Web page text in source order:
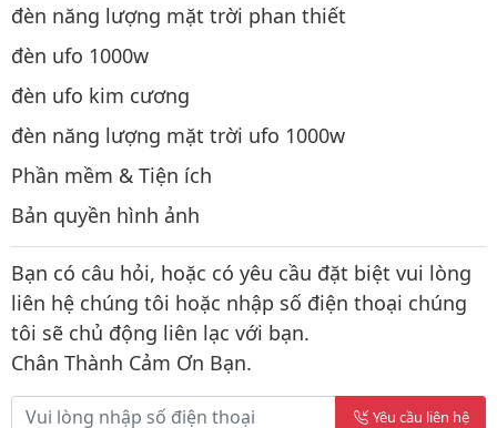
đèn năng lượng mặt trời phan thiết
đèn ufo 1000w
đèn ufo kim cương
đèn năng lượng mặt trời ufo 1000w
Phần mềm & Tiện ích
Bản quyền hình ảnh
Bạn có câu hỏi, hoặc có yêu cầu đặt biệt vui lòng
liên hệ chúng tôi hoặc nhập số điện thoại chúng
tôi sẽ chủ động liên lạc với bạn.
Chân Thành Cảm Ơn Bạn.
Yêu cầu liên hệ